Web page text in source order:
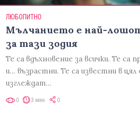
ЛЮБОПИТНО
Мълчанието е най-
за тази зодия
Те са вдъхновение за всички. Те са
и... възрастни. Те са известни в
изглеждат…
0 3 мин 0